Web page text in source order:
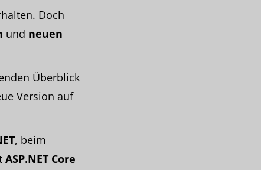
Doch
und neuen
Überblick
Version auf
, beim
ASP.NET Core